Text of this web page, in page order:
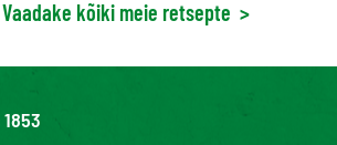
Vaadake kõiki meie retsepte >